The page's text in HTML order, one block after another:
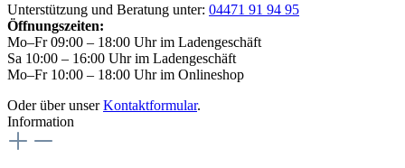
Unterstützung und Beratung unter: 04471 91 94 95
Öffnungszeiten:
Mo–Fr 09:00 – 18:00 Uhr im Ladengeschäft
Sa 10:00 – 16:00 Uhr im Ladengeschäft
Mo–Fr 10:00 – 18:00 Uhr im Onlineshop
Oder über unserKontaktformular.
Information